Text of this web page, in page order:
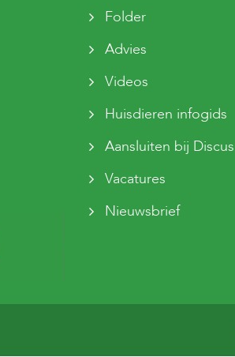
Folder
Advies
Videos
Huisdieren infogids
Aansluiten bij Discus
Vacatures
Nieuwsbrief